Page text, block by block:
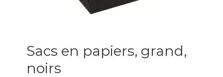
Sacs en papiers, grand,
noirs